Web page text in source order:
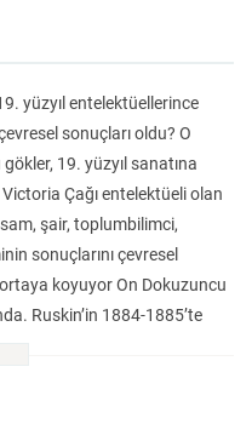
yüzyıl entelektüellerince
sonuçları oldu? O
19. yüzyıl sanatına
Victoria Çağı entelektüeli olan
şair, toplumbilimci,
sonuçlarını çevresel
koyuyor On Dokuzuncu
Ruskin’in 1884-1885’te
notlarından oluşan bu
eserleriyle, şiirle ve